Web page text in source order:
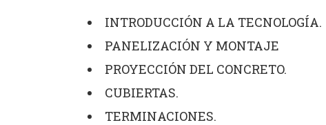
INTRODUCCIÓN A LA TECNOLOGÍA.
PANELIZACIÓN Y MONTAJE
PROYECCIÓN DEL CONCRETO.
CUBIERTAS.
TERMINACIONES.